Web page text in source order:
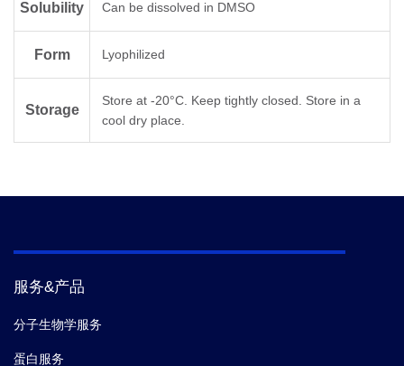
Solubility Can be dissolved in DMSO
Form Lyophilized
Storage
Store at -20°C. Keep tightly closed. Store in a
cool dry place.
服务&产品
分子生物学服务
蛋白服务